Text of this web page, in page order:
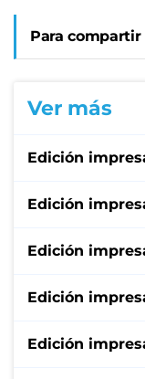
Para compartir
Ver más
Edición
Edición
Edición
Edición
Edición